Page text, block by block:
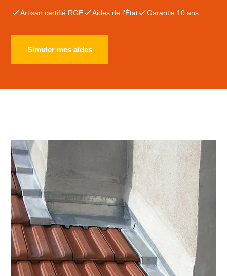
Artisan certifié RGE Aides de l'État Garantie 10 ans
Simuler mes aides